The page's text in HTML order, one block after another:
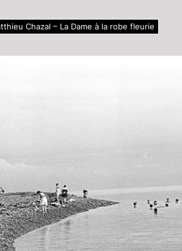
Chazal – La Dame à la robe fleurie